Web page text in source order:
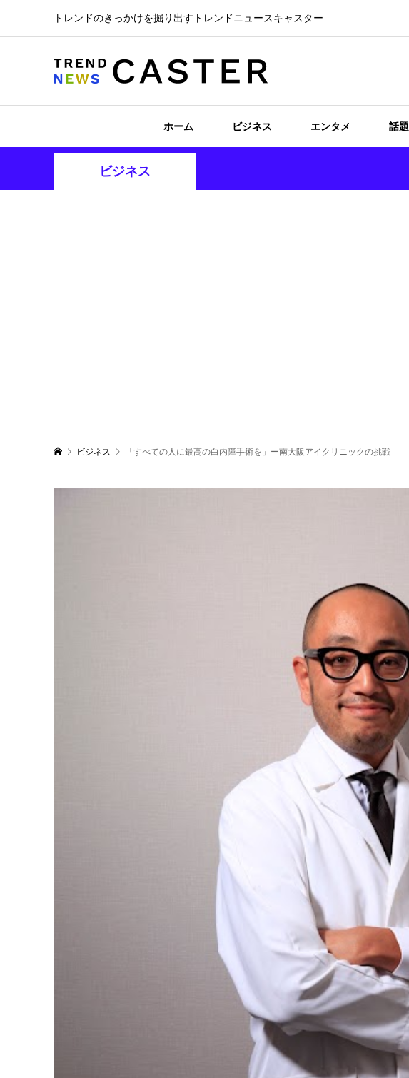
トレンドのきっかけを掘り出すトレンドニュースキャスター
ホーム ビジネス エンタメ 話題
ビジネス
ビジネス 「すべての人に最高の白内障手術を」ー南大阪アイクリニックの挑戦